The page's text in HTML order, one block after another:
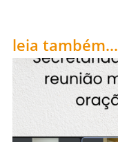
leia também...